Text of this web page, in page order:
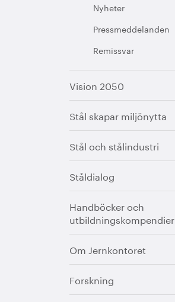
Nyheter
Pressmeddelanden
Remissvar
Vision 2050
Stål skapar miljönytta
Stål och stålindustri
Ståldialog
Handböcker och
utbildningskompendier
Om Jernkontoret
Forskning